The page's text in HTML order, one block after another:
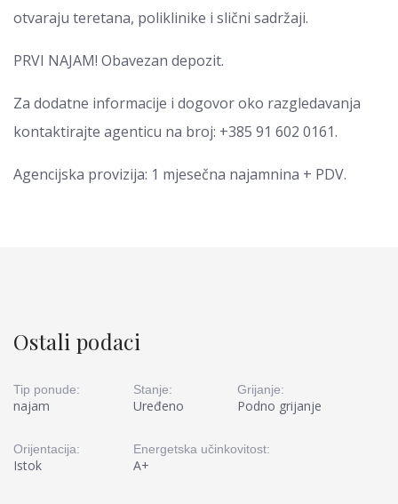
otvaraju teretana, poliklinike i slični sadržaji.
PRVI NAJAM! Obavezan depozit.
Za dodatne informacije i dogovor oko razgledavanja
kontaktirajte agenticu na broj: +385 91 602 0161.
Agencijska provizija: 1 mjesečna najamnina + PDV.
Ostali podaci
Tip ponude:
najam
Stanje:
Uređeno
Grijanje:
Podno grijanje
Orijentacija:
Istok
Energetska učinkovitost:
A+